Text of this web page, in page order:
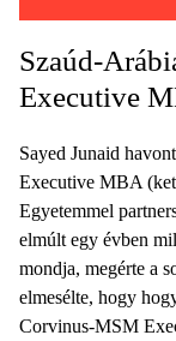
Szaúd-
Executive
Sayed Junaid
Executive MBA
Egyetemmel
elmúlt egy évben
mondja, megérte a
elmesélte, hogy
Corvinus-MSM